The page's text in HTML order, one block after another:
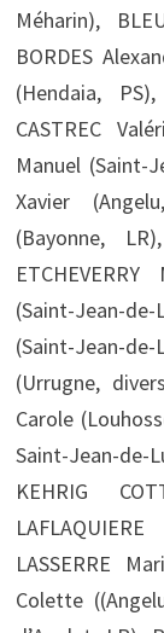
Méharin),
BORDES
(Hendaia,
CASTREC
Manuel (Saint-
Xavier
(Bayonne,
(Saint-Jean-de-
(Saint-Jean-
(Urrugne,
Carole
Saint-Jean-de-
KEHRIG
LASSERRE
Colette